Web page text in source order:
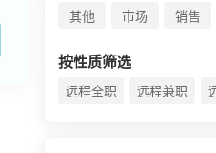
其他
市场 销售
按性质筛选
远程全职 远程兼职